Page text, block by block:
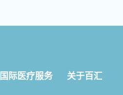
国际医疗服务 关于百汇